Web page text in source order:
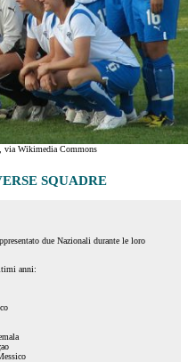
via Wikimedia Commons
SQUADRE
due Nazionali durante le loro
anni: